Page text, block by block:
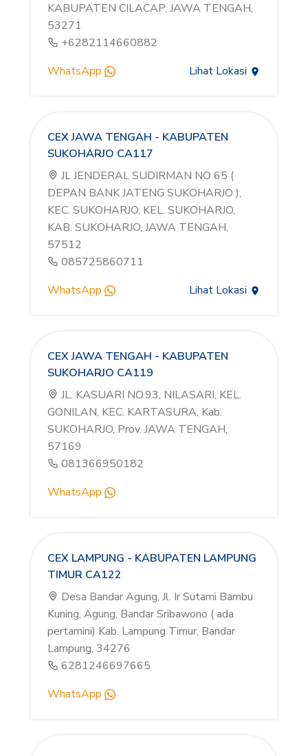
KABUPATEN CILACAP, JAWA TENGAH,
53271
+6282114660882
WhatsApp
Lihat Lokasi
CEX JAWA TENGAH - KABUPATEN
SUKOHARJO CA117
JL JENDERAL SUDIRMAN NO 65 (
DEPAN BANK JATENG SUKOHARJO ),
KEC. SUKOHARJO, KEL. SUKOHARJO,
KAB. SUKOHARJO, JAWA TENGAH,
57512
085725860711
WhatsApp
Lihat Lokasi
CEX JAWA TENGAH - KABUPATEN
SUKOHARJO CA119
JL. KASUARI NO.93, NILASARI, KEL.
GONILAN, KEC. KARTASURA, Kab.
SUKOHARJO, Prov. JAWA TENGAH,
57169
081366950182
WhatsApp
CEX LAMPUNG - KABUPATEN LAMPUNG
TIMUR CA122
Desa Bandar Agung, Jl. Ir Sutami Bambu
Kuning, Agung, Bandar Sribawono ( ada
pertamini) Kab. Lampung Timur, Bandar
Lampung, 34276
6281246697665
WhatsApp